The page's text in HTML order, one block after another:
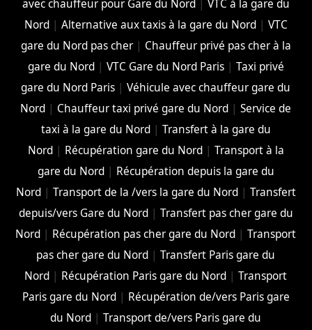
avec chauffeur pour Gare du Nord
VTC à la gare du
Nord| Alternative aux taxis à la gare du Nord| VTC
gare du Nord pas cher| Chauffeur privé pas cher à la
gare du Nord| VTC Gare du Nord Paris| Taxi privé
gare du Nord Paris |Véhicule avec chauffeur gare du
Nord | Chauffeur taxi privé gare du Nord |Service de
taxi à la gare du Nord| Transfert à la gare du
Nord| Récupération gare du Nord| Transport à la
gare du Nord| Récupération depuis la gare du
Nord| Transport de la /vers la gare du Nord| Transfert
depuis/vers Gare du Nord| Transfert pas cher gare du
Nord | Récupération pas cher gare du Nord |Transport
pas cher gare du Nord |Transfert Paris gare du
Nord | Récupération Paris gare du Nord |Transport
Paris gare du Nord| Récupération de/vers Paris gare
du Nord |Transport de/vers Paris gare du